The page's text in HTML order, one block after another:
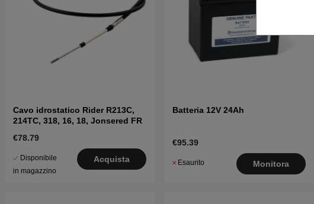
Cavo idrostatico Rider R213C,
214TC, 318, 16, 18, Jonsered FR
€78.79
Disponibile
in magazzino
Acquista
Batteria 12V 24Ah
€95.39
Esaurito Monitora